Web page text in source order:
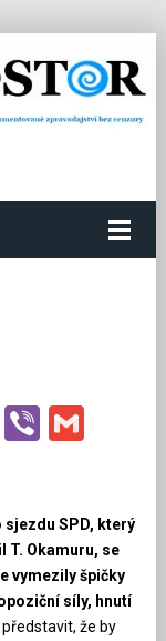
Viber
sjezdu SPD, který
T. Okamuru, se
vymezily špičky
síly, hnutí
že by